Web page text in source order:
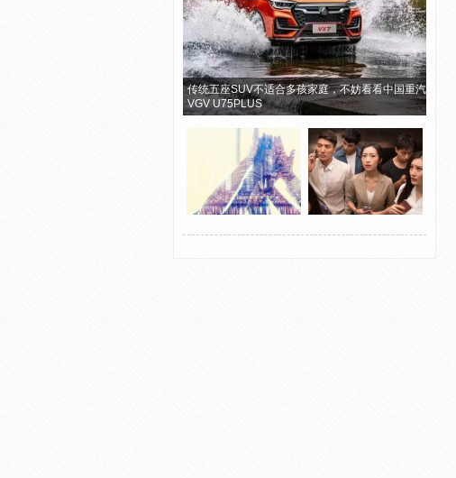
传统五座SUV不适合多孩家庭，不妨看看中国重汽
VGV U75PLUS